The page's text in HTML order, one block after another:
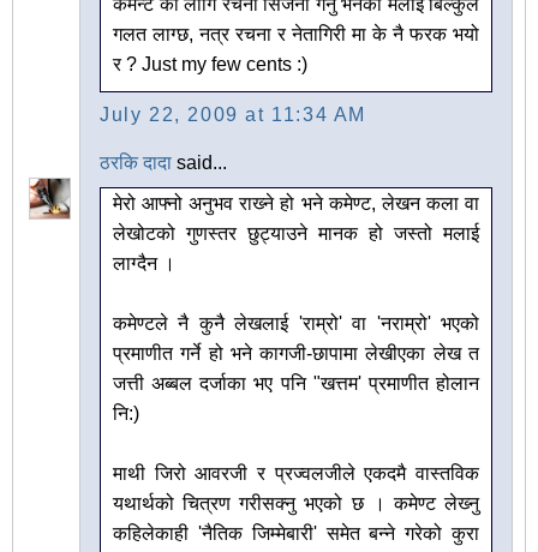
कमेन्ट को लागि रचना सिर्जना गर्नु भनेको मलाई बिल्कुल
गलत लाग्छ, नत्र रचना र नेतागिरी मा के नै फरक भयो
र ? Just my few cents :)
July 22, 2009 at 11:34 AM
ठरकि दादा said...
मेरो आफ्नो अनुभव राख्‍ने हो भने कमेण्ट, लेखन कला वा
लेखोटको गुणस्तर छुट्याउने मानक हो जस्तो मलाई
लाग्दैन ।
कमेण्टले नै कुनै लेखलाई 'राम्रो' वा 'नराम्रो' भएको
प्रमाणीत गर्ने हो भने कागजी-छापामा लेखीएका लेख त
जत्ती अब्बल दर्जाका भए पनि "खत्तम' प्रमाणीत होलान
नि:)
माथी जिरो आवरजी र प्रज्वलजीले एकदमै वास्तविक
यथार्थको चित्रण गरीसक्नु भएको छ । कमेण्ट लेख्‍नु
कहिलेकाही 'नैतिक जिम्मेबारी' समेत बन्ने गरेको कुरा